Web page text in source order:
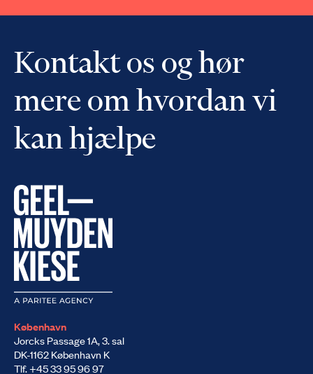
Kontakt os og hør
mere om hvordan vi
kan hjælpe
København
Jorcks Passage 1A, 3. sal
DK-1162 København K
Tlf. +45 33 95 96 97